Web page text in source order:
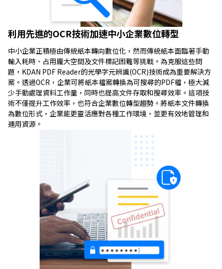
利用先進的OCR技術加速中小企業數位轉型
中小企業正積極由傳統紙本轉向數位化，然而傳統紙本面臨著手動
輸入耗時、占用龐大空間及文件標記困難等挑戰。為克服這些問
題，KDAN PDF Reader的光學字元辨識(OCR)技術成為重要解決方
案。透過OCR，企業可將紙本檔案轉換為可搜尋的PDF檔，極大減
少手動處理資料工作量，同時也提高文件存取和搜尋效率。這項技
術不僅提升工作效率，也符合企業數位轉型趨勢。將紙本文件轉換
為數位形式，企業能更靈活應對各種工作環境，並更有效地管理和
運用資源。